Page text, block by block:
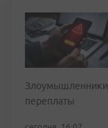
Злоумышленники
переплаты